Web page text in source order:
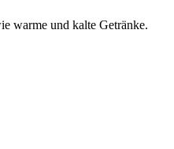
warme und kalte Getränke.